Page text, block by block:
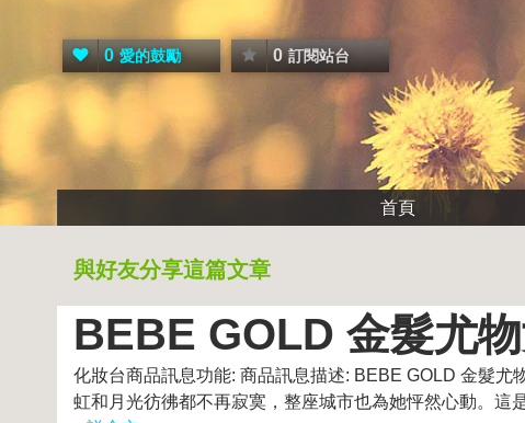
0 愛的鼓勵 0 訂閱站台
首頁
與好友分享這篇文章
BEBE GOLD 金髮尤
化妝台商品訊息功能: 商品訊息描述: BEBE GOLD 金髮
虹和月光彷彿都不再寂寞，整座城市也為她怦然心動。這